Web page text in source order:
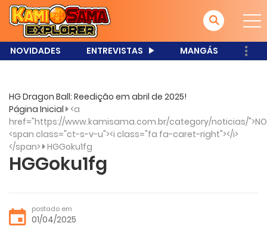
NOVIDADES ENTREVISTAS MANGÁS
HG Dragon Ball: Reedição em abril de 2025!
Página Inicial <a
href="https://www.kamisama.com.br/category/noticias/
<span class="ct-s-v-u"><i class="fa fa-caret-right"></i>
</span> HGGoku1fg
HGGoku1fg
postado em
01/04/2025